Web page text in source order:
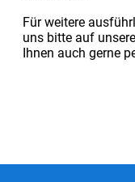
Für weitere
uns bitte auf
Ihnen auch gerne